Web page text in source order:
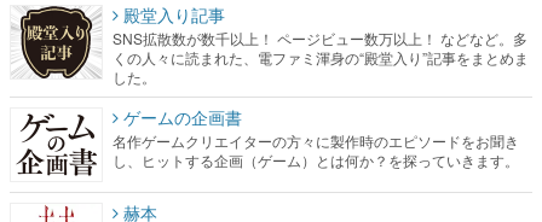
殿堂入り記事
SNS拡散数が数千以上！ ページビュー数万以上！ などなど。多
くの人々に読まれた、電ファミ渾身の“殿堂入り”記事をまとめま
した。
ゲームの企画書
名作ゲームクリエイターの方々に製作時のエピソードをお聞き
し、ヒットする企画（ゲーム）とは何か？を探っていきます。
赫本